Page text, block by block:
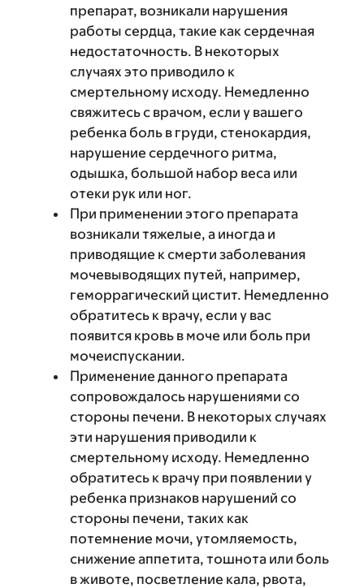
препарат, возникали нарушения
работы сердца, такие как сердечная
недостаточность. В некоторых
случаях это приводило к
смертельному исходу. Немедленно
свяжитесь с врачом, если у вашего
ребенка боль в груди, стенокардия,
нарушение сердечного ритма,
одышка, большой набор веса или
отеки рук или ног.
При применении этого препарата
возникали тяжелые, а иногда и
приводящие к смерти заболевания
мочевыводящих путей, например,
геморрагический цистит. Немедленно
обратитесь к врачу, если у вас
появится кровь в моче или боль при
мочеиспускании.
Применение данного препарата
сопровождалось нарушениями со
стороны печени. В некоторых случаях
эти нарушения приводили к
смертельному исходу. Немедленно
обратитесь к врачу при появлении у
ребенка признаков нарушений со
стороны печени, таких как
потемнение мочи, утомляемость,
снижение аппетита, тошнота или боль
в животе, посветление кала, рвота,